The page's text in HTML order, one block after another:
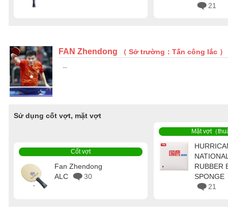
21
FAN Zhendong （ Sở trường：Tấn công lắc ）
...
Sử dụng cốt vợt, mặt vợt
Cốt vợt
Fan Zhendong
ALC
30
Mặt vợt（
RUBBER
SPONGE
21